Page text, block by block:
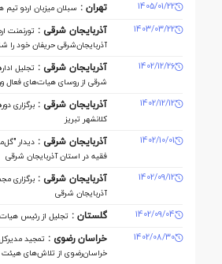
1405/01/22
تهران : سبلان میزبان اردو
1403/03/22
آذربایجان شرقی : تورنمنت
آذربایجان‌شرقی حریفان خود را
1402/12/26
آذربایجان شرقی : تجلیل
‌شرقی از روسای هیات‌های فعال
1402/12/12
آذربایجان شرقی : برگزاری
کلانشهر تبریز
1402/10/01
آذربایجان شرقی : دیدار
فقیه در استان آذربایجان شرقی
1402/09/12
آذربایجان شرقی : برگزاری
آذربایجان شرقی
1402/09/04
گلستان : تجلیل از رئیس
1402/08/30
خراسان رضوی : تمجید
خراسان‌رضوی از تلاش‌های هیئت